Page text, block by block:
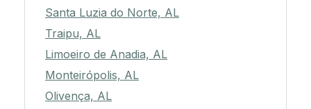
Santa Luzia do Norte, AL
Traipu, AL
Limoeiro de Anadia, AL
Monteirópolis, AL
Olivença, AL